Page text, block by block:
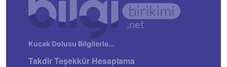
Kucak Dolusu Bilgilerle…
Takdir Teşekkür Hesaplama